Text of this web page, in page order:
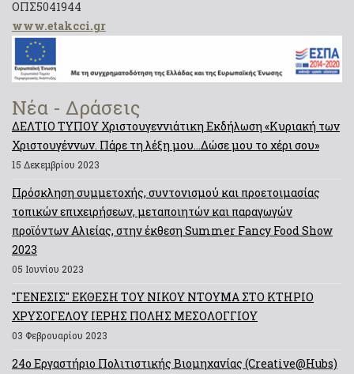
ΟΠΣ5041944
www.etakcci.gr
Νέα - Δράσεις
ΔΕΛΤΙΟ ΤΥΠΟΥ Χριστουγεννιάτικη Εκδήλωση «Κυριακή των
Χριστουγέννων. Πάρε τη λέξη μου…Δώσε μου το χέρι σου»
15 Δεκεμβρίου 2023
Πρόσκληση συμμετοχής, συντονισμού και προετοιμασίας
τοπικών επιχειρήσεων, μεταποιητών και παραγωγών
προϊόντων Αλιείας, στην έκθεση Summer Fancy Food Show
2023
05 Ιουνίου 2023
"ΓΕΝΕΣΙΣ" ΕΚΘΕΣΗ ΤΟΥ ΝΙΚΟΥ ΝΤΟΥΜΑ ΣΤΟ ΚΤΗΡΙΟ
ΧΡΥΣΟΓΕΛΟΥ ΙΕΡΗΣ ΠΟΛΗΣ ΜΕΣΟΛΟΓΓΙΟΥ
03 Φεβρουαρίου 2023
24ο Εργαστήριο Πολιτιστικής Βιομηχανίας (Creative@Hubs)